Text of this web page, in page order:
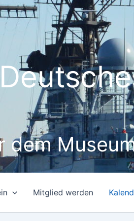
dem
Mitglied werden